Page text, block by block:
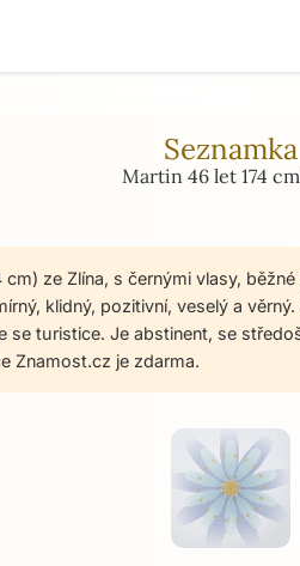
Seznamka
Martin 46 let 174
cm) ze Zlína, s černými vlasy,
klidný, pozitivní, veselý a
se turistice. Je abstinent, se
Znamost.cz je zdarma.